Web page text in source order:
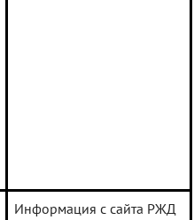
Информация с сайта РЖД